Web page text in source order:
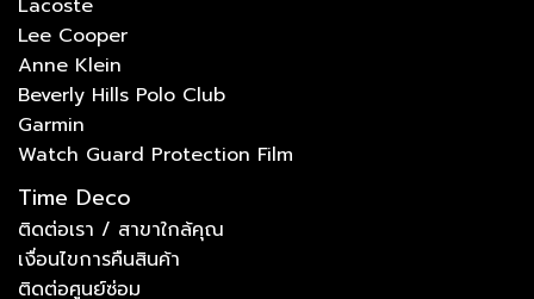
Lee Cooper
Anne Klein
Beverly Hills Polo Club
Garmin
Watch Guard Protection Film
Time Deco
ติดต่อเรา / สาขาใกล้คุณ
เงื่อนไขการคืนสินค้า
ติดต่อศูนย์ซ่อม